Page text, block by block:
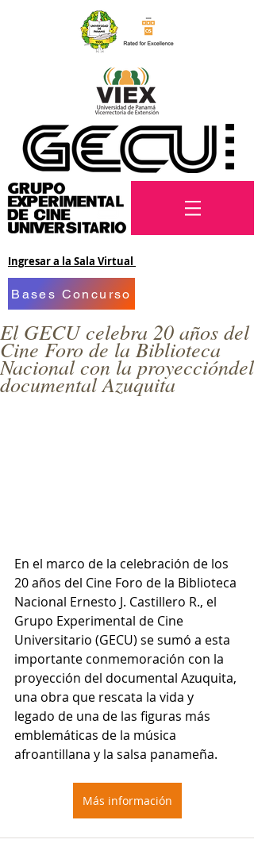
Ingresar a la Sala Virtual
Bases Concurso
El GECU celebra 20 años del
Cine Foro de la Biblioteca
Nacional con la proyeccióndel
documental Azuquita
En el marco de la celebración de los
20 años del Cine Foro de la Biblioteca
Nacional Ernesto J. Castillero R., el
Grupo Experimental de Cine
Universitario (GECU) se sumó a esta
importante conmemoración con la
proyección del documental Azuquita,
una obra que rescata la vida y
legado de una de las figuras más
emblemáticas de la música
afroantillana y la salsa panameña.
Más información